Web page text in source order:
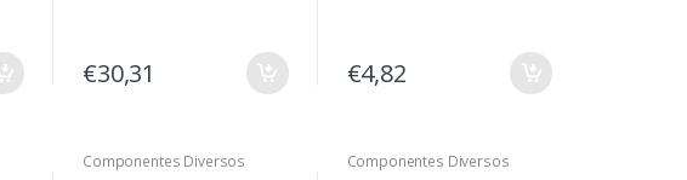
€30,31 €4,82
Componentes Diversos Componentes Diversos